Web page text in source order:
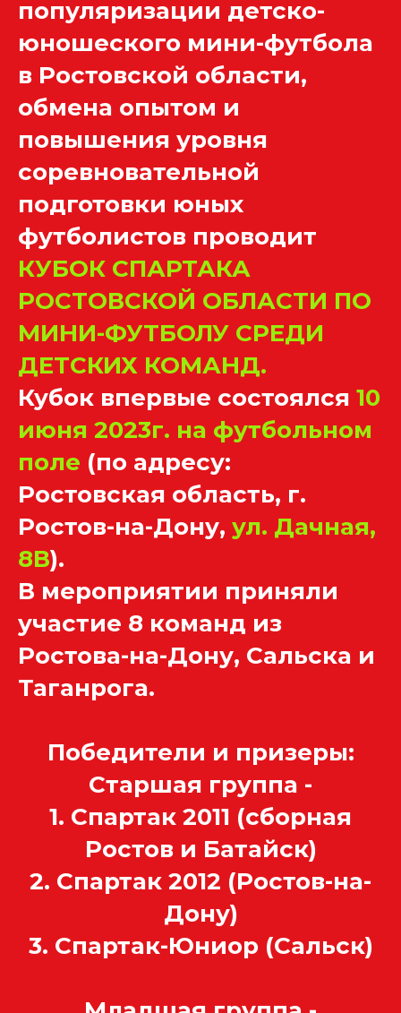
популяризации детско-
юношеского мини-футбола
в Ростовской области,
обмена опытом и
повышения уровня
соревновательной
подготовки юных
футболистов проводит
КУБОК СПАРТАКА
РОСТОВСКОЙ ОБЛАСТИ ПО
МИНИ-ФУТБОЛУ СРЕДИ
ДЕТСКИХ КОМАНД.
Кубок впервые состоялся 10
июня 2023г. на футбольном
поле (по адресу:
Ростовская область, г.
Ростов-на-Дону, ул. Дачная,
8В).
В мероприятии приняли
участие 8 команд из
Ростова-на-Дону, Сальска и
Таганрога.
Победители и призеры:
Старшая группа -
1. Спартак 2011 (сборная
Ростов и Батайск)
2. Спартак 2012 (Ростов-на-
Дону)
3. Спартак-Юниор (Сальск)